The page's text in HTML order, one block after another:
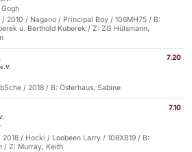
2010 / Nagano / Principal Boy / 106MH75 / B:
u. Berthold Kuberek / Z: ZG Hülsmann,
7.20
/ 2018 / B: Osterhaus, Sabine
7.10
/ Hocki / Loobeen Larry / 108XB19 / B:
/ Z: Murray, Keith